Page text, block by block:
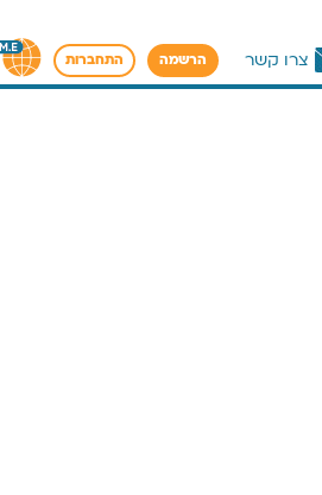
צרו קשר הרשמה התחברות